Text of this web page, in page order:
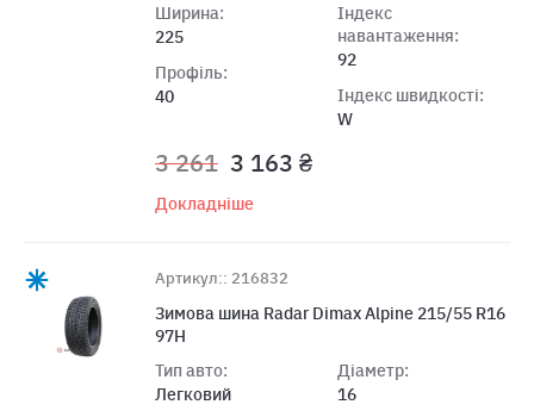
Ширина:
225
Профіль:
40
Індекс
навантаження:
92
Індекс швидкості:
W
3 261 3 163 ₴
Докладніше
Артикул:: 216832
Зимова шина Radar Dimax Alpine 215/55 R16
97H
Тип авто:
Легковий
Діаметр:
16